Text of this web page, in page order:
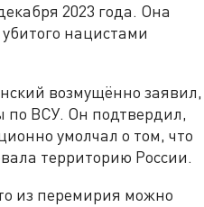
2023 года. Она
нацистами
возмущённо заявил,
по ВСУ. Он подтвердил,
умолчал о том, что
территорию России.
из перемирия можно